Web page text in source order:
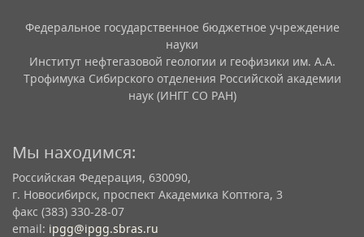
Федеральное государственное бюджетное учреждение
науки
Институт нефтегазовой геологии и геофизики им. А.А.
Трофимука Сибирского отделения Российской академии
наук (ИНГГ СО РАН)
Мы находимся:
Российская Федерация, 630090,
г. Новосибирск, проспект Академика Коптюга, 3
факс (383) 330-28-07
email: ipgg@ipgg.sbras.ru